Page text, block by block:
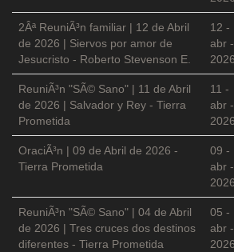
2Âª ReuniÃ³n familiar | 12 de Abril
de 2026 | Siervos por amor de
Jesucristo - Roberto Stevenson E.
12 -
abr -
2026
ReuniÃ³n "SÃ© Sano" | 11 de Abril
de 2026 | Salvador y Rey - Tierra
Prometida
11 -
abr -
2026
OraciÃ³n | 09 de Abril de 2026 -
Tierra Prometida
09 -
abr -
2026
ReuniÃ³n "SÃ© Sano" | 04 de Abril
de 2026 | Tres cruces dos destinos
diferentes - Tierra Prometida
05 -
abr -
2026